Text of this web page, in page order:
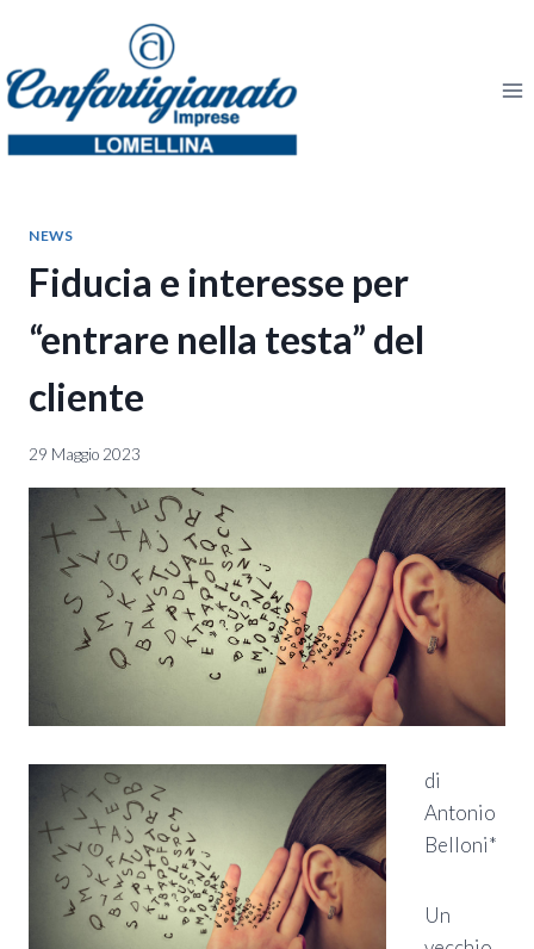
contenuto
NEWS
Fiducia e interesse per
“entrare nella testa” del
cliente
29 Maggio 2023
di
Antonio
Belloni*
Un